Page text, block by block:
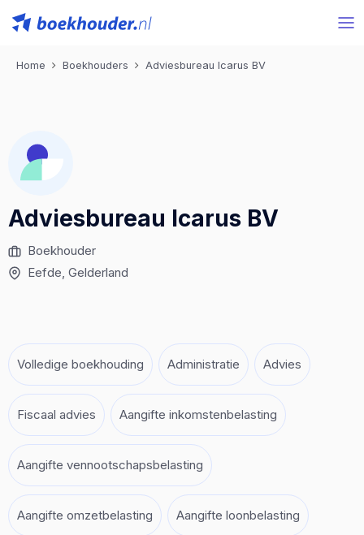
Home Boekhouders Adviesbureau Icarus BV
Adviesbureau Icarus BV
Boekhouder
Eefde, Gelderland
Volledige boekhouding Administratie Advies
Fiscaal advies Aangifte inkomstenbelasting
Aangifte vennootschapsbelasting
Aangifte omzetbelasting Aangifte loonbelasting